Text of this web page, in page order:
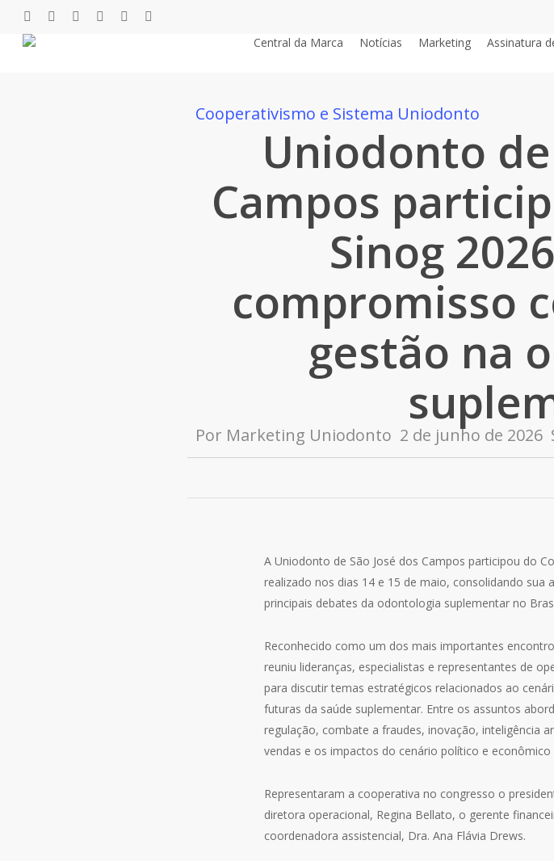
Pular
Central da Marca Notícias Marketing Assinatura
Cooperativismo e Sistema Uniodonto
Uniodonto de
Campos
Sinog
compromisso
gestão na
Por Marketing Uniodonto 2 de junho de 2026
A Uniodonto de São José dos Campos participou do
realizado nos dias 14 e 15 de maio, consolidando sua
principais debates da odontologia suplementar no
Reconhecido como um dos mais importantes
reuniu lideranças, especialistas e representantes de
para discutir temas estratégicos relacionados ao
futuras da saúde suplementar. Entre os assuntos
regulação, combate a fraudes, inovação, inteligência
vendas e os impactos do cenário político e
Representaram a cooperativa no congresso o
diretora operacional, Regina Bellato, o gerente
coordenadora assistencial, Dra. Ana Flávia Drews.